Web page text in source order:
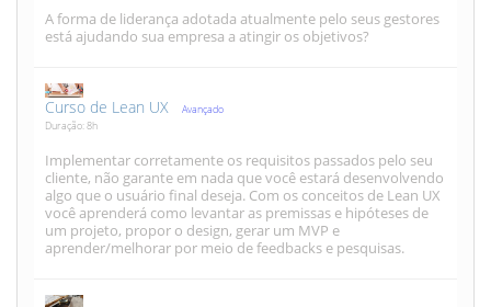
A forma de liderança adotada atualmente pelo seus gestores
está ajudando sua empresa a atingir os objetivos?
Curso de Lean UX
Avançado
Duração: 8h
Implementar corretamente os requisitos passados pelo seu
cliente, não garante em nada que você estará desenvolvendo
algo que o usuário final deseja. Com os conceitos de Lean UX
você aprenderá como levantar as premissas e hipóteses de
um projeto, propor o design, gerar um MVP e
aprender/melhorar por meio de feedbacks e pesquisas.